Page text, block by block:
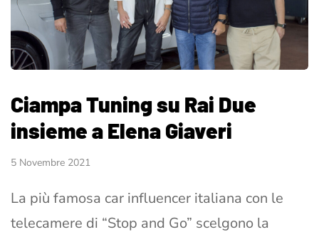
Ciampa Tuning su Rai Due
insieme a Elena Giaveri
5 Novembre 2021
La più famosa car influencer italiana con le
telecamere di “Stop and Go” scelgono la